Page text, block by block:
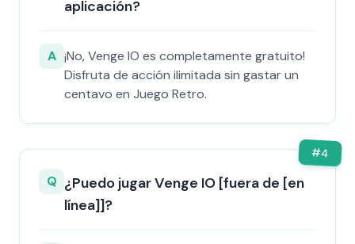
aplicación?
A ¡No, Venge IO es completamente gratuito!
Disfruta de acción ilimitada sin gastar un
centavo en Juego Retro.
#4
Q ¿Puedo jugar Venge IO [fuera de [en
línea]]?